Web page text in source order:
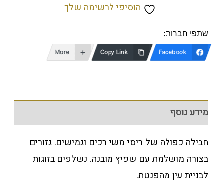
הוסיפי לרשימה שלך
שתפי חברות:
Facebook
Copy Link
More
מידע נוסף
חבילה כפולה של ריסי משי רכים וגמישים. גזורים
בצורה מושלמת עם שפיץ מובנה. נשלפים בזוגות
לבניית עין מהפנטת.